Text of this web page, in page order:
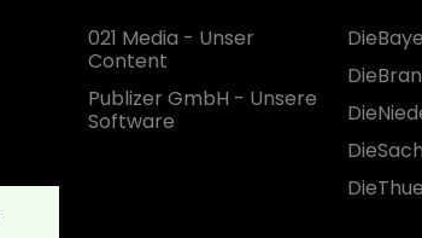
021 Media - Unser
Content
Publizer GmbH - Unsere
Software